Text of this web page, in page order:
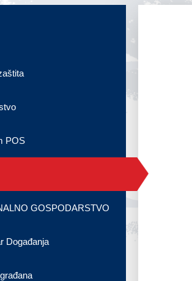
POS
GOSPODARSTVO
Događanja